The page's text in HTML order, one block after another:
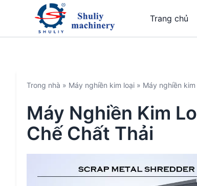
Trang chủ
Trong nhà » Máy nghiền kim loại » Máy nghiền
Máy Nghiền Kim
Chế Chất Thải